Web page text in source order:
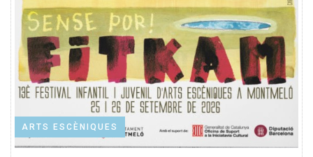
ARTS ESCÈNIQUES